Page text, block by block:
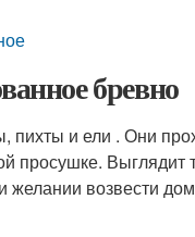
бревно
пихты и ели . Они
просушке. Выглядит
возвести